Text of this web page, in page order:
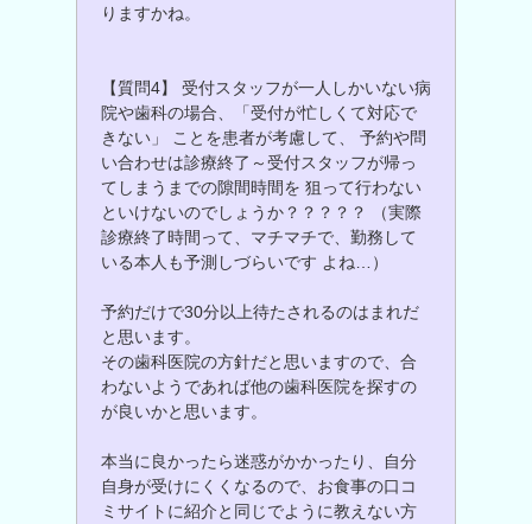
りますかね。
【質問4】 受付スタッフが一人しかいない病
院や歯科の場合、「受付が忙しくて対応で
きない」 ことを患者が考慮して、 予約や問
い合わせは診療終了～受付スタッフが帰っ
てしまうまでの隙間時間を 狙って行わない
といけないのでしょうか？？？？？ （実際
診療終了時間って、マチマチで、勤務して
いる本人も予測しづらいです よね…）
予約だけで30分以上待たされるのはまれだ
と思います。
その歯科医院の方針だと思いますので、合
わないようであれば他の歯科医院を探すの
が良いかと思います。
本当に良かったら迷惑がかかったり、自分
自身が受けにくくなるので、お食事の口コ
ミサイトに紹介と同じでように教えない方